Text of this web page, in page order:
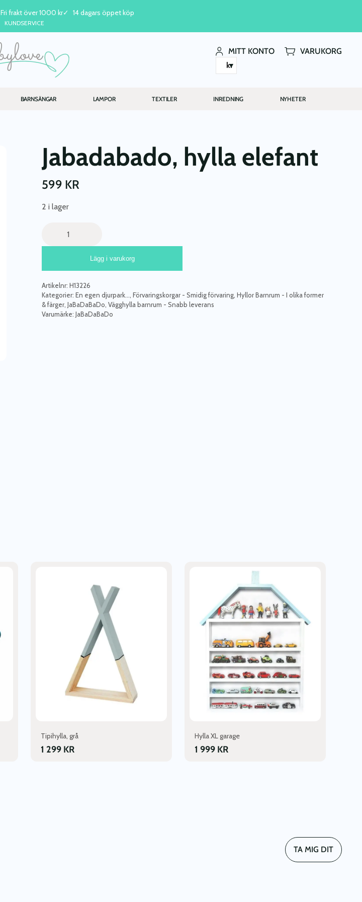
Fri frakt över 1000 kr 14 dagars öppet köp
KUNDSERVICE
MITT KONTO
VARUKORG
kr
BARNSÄNGAR LAMPOR TEXTILER INREDNING NYHETER
Jabadabado, hylla elefant
599 KR
2 i lager
elefant
Lägg i varukorg
Artikelnr: H13226
Kategorier: En egen djurpark... Förvaringskorgar - Smidig förvaring Hyllor Barnrum - I olika former
& färger JaBaDaBaDo Vägghylla barnrum - Snabb leverans
Varumärke: JaBaDaBaDo
Tipihylla, grå
1 299 KR
Hylla XL garage
1 999 KR
TA MIG DIT